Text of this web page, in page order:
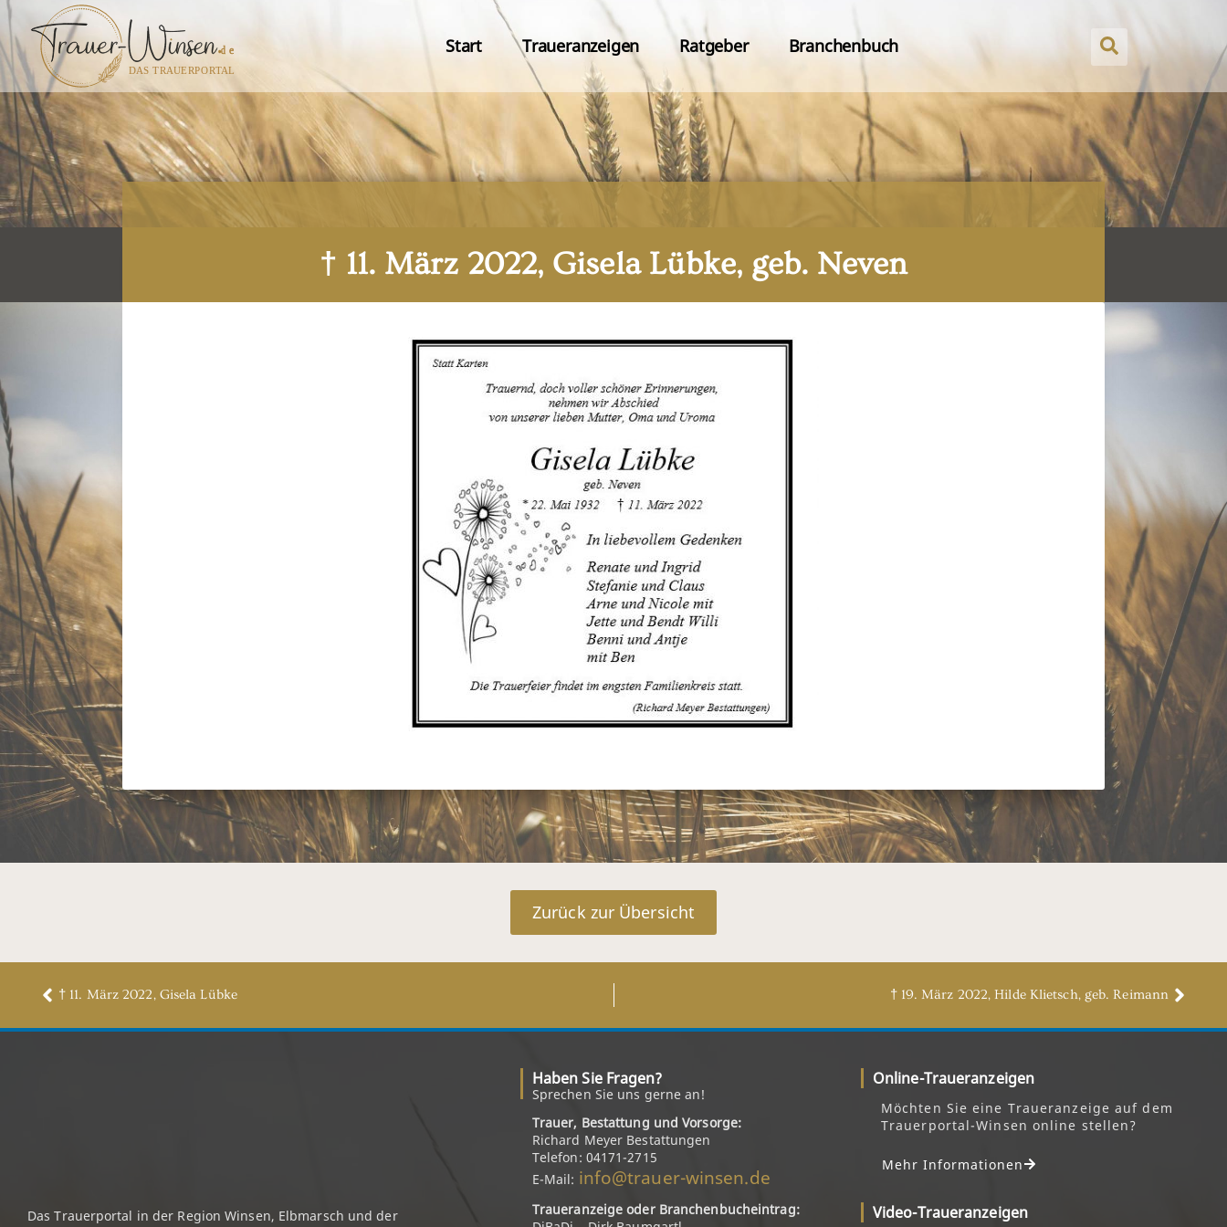
Start Traueranzeigen Ratgeber Branchenbuch
† 11. März 2022, Gisela Lübke, geb. Neven
Zurück zur Übersicht
† 11. März 2022, Gisela Lübke † 19. März 2022, Hilde Klietsch, geb. Reimann
Das Trauerportal in der Region Winsen, Elbmarsch und der
Haben Sie Fragen?
Sprechen Sie uns gerne an!
Trauer, Bestattung und Vorsorge:
Richard Meyer Bestattungen
Telefon: 04171-2715
E-Mail: info@trauer-winsen.de
Traueranzeige oder Branchenbucheintrag:
Online-Traueranzeigen
Möchten Sie eine Traueranzeige auf dem
Trauerportal-Winsen online stellen?
Mehr Informationen
Video-Traueranzeigen